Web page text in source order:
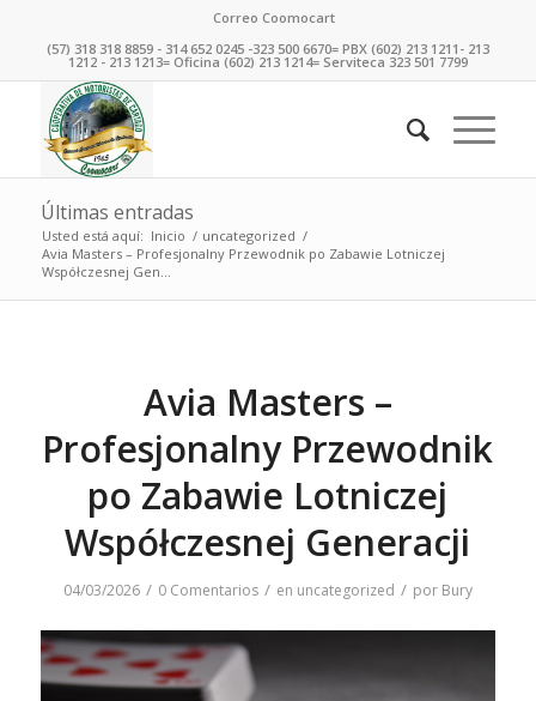
Correo Coomocart
(57) 318 318 8859 - 314 652 0245 -323 500 6670= PBX (602) 213 1211- 213
1212 - 213 1213= Oficina (602) 213 1214= Serviteca 323 501 7799
Últimas entradas
Usted está aquí: Inicio / uncategorized /
Avia Masters – Profesjonalny Przewodnik po Zabawie Lotniczej
Współczesnej Gen...
Avia Masters –
Profesjonalny Przewodnik
po Zabawie Lotniczej
Współczesnej Generacji
04/03/2026 / 0 Comentarios / en uncategorized / por Bury